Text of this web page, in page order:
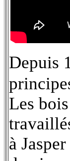
Depuis
Les
à